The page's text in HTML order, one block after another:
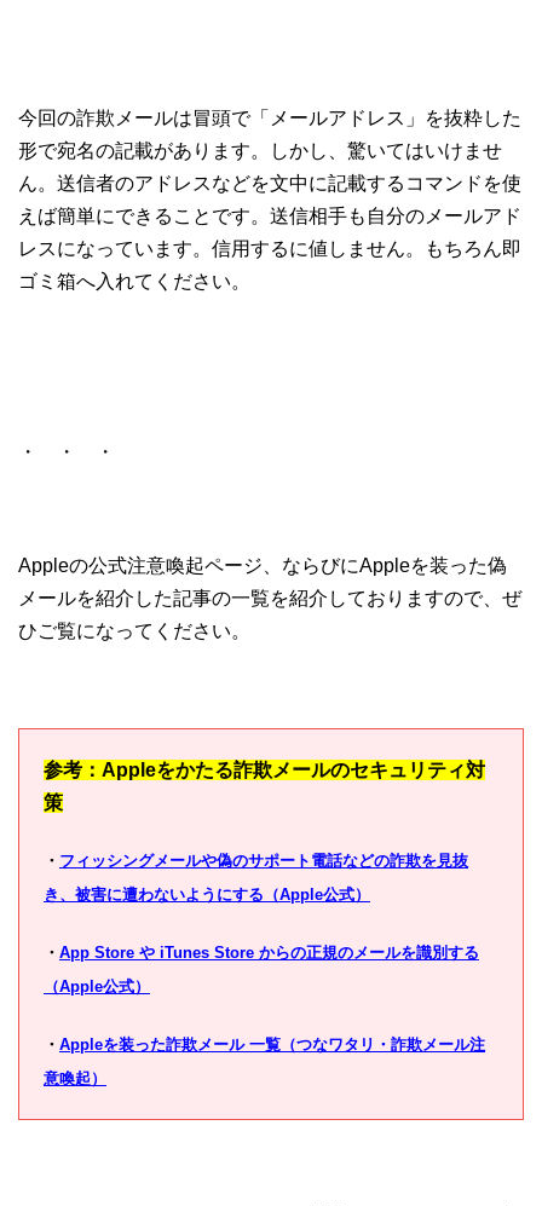
今回の詐欺メールは冒頭で「メールアドレス」を抜粋した
形で宛名の記載があります。しかし、驚いてはいけませ
ん。送信者のアドレスなどを文中に記載するコマンドを使
えば簡単にできることです。送信相手も自分のメールアド
レスになっています。信用するに値しません。もちろん即
ゴミ箱へ入れてください。
・ ・ ・
Appleの公式注意喚起ページ、ならびにAppleを装った偽
メールを紹介した記事の一覧を紹介しておりますので、ぜ
ひご覧になってください。
参考：Appleをかたる詐欺メールのセキュリティ対
策
・ フィッシングメールや偽のサポート電話などの詐欺を見抜
き、被害に遭わないようにする（Apple公式）
・ App Store や iTunes Store からの正規のメールを識別する
（Apple公式）
・ Appleを装った詐欺メール 一覧（つなワタリ・詐欺メール注
意喚起）